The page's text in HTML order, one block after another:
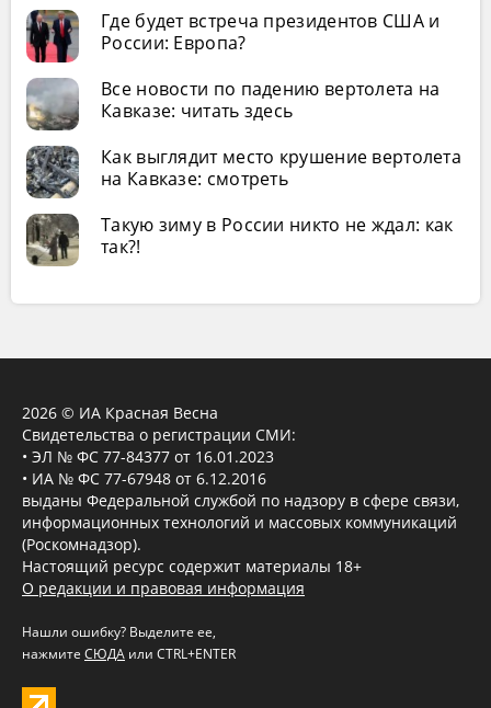
Где будет встреча президентов США и
России: Европа?
Все новости по падению вертолета на
Кавказе: читать здесь
Как выглядит место крушение вертолета
на Кавказе: смотреть
Такую зиму в России никто не ждал: как
так?!
2026 © ИА Красная Весна
Свидетельства о регистрации СМИ:
• ЭЛ № ФС 77-84377 от 16.01.2023
• ИА № ФС 77-67948 от 6.12.2016
выданы Федеральной службой по надзору в сфере связи,
информационных технологий и массовых коммуникаций
(Роскомнадзор).
Настоящий ресурс содержит материалы 18+
О редакции и правовая информация
Нашли ошибку? Выделите ее,
нажмите СЮДА или CTRL+ENTER